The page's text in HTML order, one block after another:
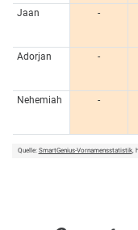
Jaan
-
Adorjan
-
Nehemiah
-
Quelle: SmartGenius-Vornamensstatistik,